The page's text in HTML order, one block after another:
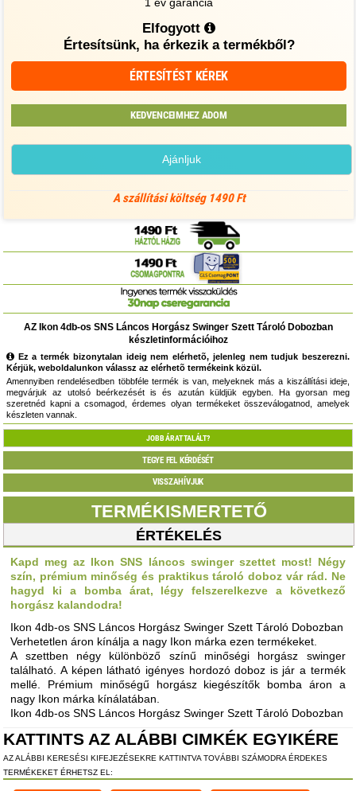
Elfogyott
Értesítsünk, ha érkezik a termékből?
ÉRTESÍTÉST KÉREK
KEDVENCEIMHEZ ADOM
Ajánljuk
A szállítási költség 1490 Ft
AZ Ikon 4db-os SNS Láncos Horgász Swinger Szett Tároló Dobozban
készletinformációihoz
Ez a termék bizonytalan ideig nem elérhetõ, jelenleg nem tudjuk beszerezni.
Kérjük, weboldalunkon válassz az elérhetõ termékeink közül.
Amennyiben rendelésedben többféle termék is van, melyeknek más a kiszállítási ideje,
megvárjuk az utolsó beérkezését is és azután küldjük egyben. Ha gyorsan meg
szeretnéd kapni a csomagod, érdemes olyan termékeket összeválogatnod, amelyek
készleten vannak.
JOBB ÁRAT TALÁLT?
TEGYE FEL KÉRDÉSÉT
VISSZAHÍVJUK
TERMÉKISMERTETŐ
ÉRTÉKELÉS
Kapd meg az Ikon SNS láncos swinger szettet most! Négy
szín, prémium minőség és praktikus tároló doboz vár rád. Ne
hagyd ki a bomba árat, légy felszerelkezve a következő
horgász kalandodra!
Ikon 4db-os SNS Láncos Horgász Swinger Szett Tároló Dobozban
Verhetetlen áron kínálja a nagy Ikon márka ezen termékeket.
A szettben négy különböző színű minőségi horgász swinger
található. A képen látható igényes hordozó doboz is jár a termék
mellé. Prémium minőségű horgász kiegészítők bomba áron a
nagy Ikon márka kínálatában.
Ikon 4db-os SNS Láncos Horgász Swinger Szett Tároló Dobozban
KATTINTS AZ ALÁBBI CIMKÉK EGYIKÉRE
AZ ALÁBBI KERESÉSI KIFEJEZÉSEKRE KATTINTVA TOVÁBBI SZÁMODRA ÉRDEKES
TERMÉKEKET ÉRHETSZ EL: